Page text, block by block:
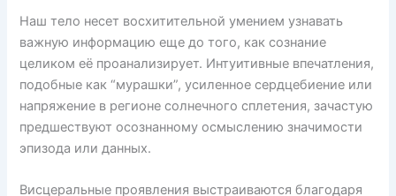
Наш тело несет восхитительной умением узнавать
важную информацию еще до того, как сознание
целиком её проанализирует. Интуитивные впечатления,
подобные как “мурашки”, усиленное сердцебиение или
напряжение в регионе солнечного сплетения, зачастую
предшествуют осознанному осмыслению значимости
эпизода или данных.
Висцеральные проявления выстраиваются благодаря